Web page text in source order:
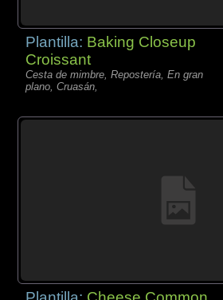
Plantilla: Baking Closeup
Croissant
Cesta de mimbre, Repostería, En gran
plano, Cruasán,